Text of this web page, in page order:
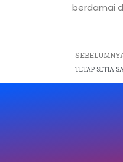
berdamai
Prev
TETAP SETIA